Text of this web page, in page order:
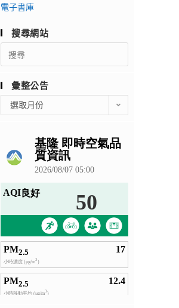
電子書庫
搜尋網站
Search
for:
彙整公告
整
選取月份